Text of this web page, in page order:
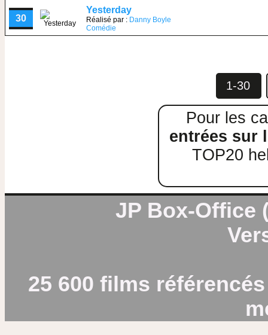
30
Yesterday
Réalisé par : Danny Boyle
Comédie
1-30
Pour les
entrées sur
TOP20
JP Box-Office
25 600 films